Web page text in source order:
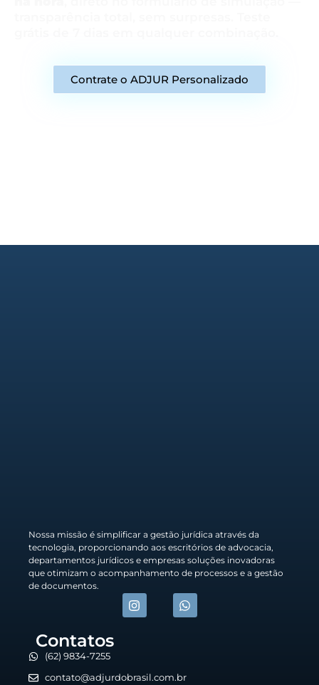
Contrate o ADJUR Personalizado
Nossa missão é simplificar a gestão jurídica através da
tecnologia, proporcionando aos escritórios de advocacia,
departamentos jurídicos e empresas soluções inovadoras
que otimizam o acompanhamento de processos e a gestão
de documentos.
Contatos
(62) 9834-7255
contato@adjurdobrasil.com.br